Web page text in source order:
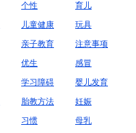
个性
育儿
儿童健康
玩具
亲子教育
注意事项
优生
感冒
学习障碍
婴儿发育
胎教方法
妊娠
习惯
母乳